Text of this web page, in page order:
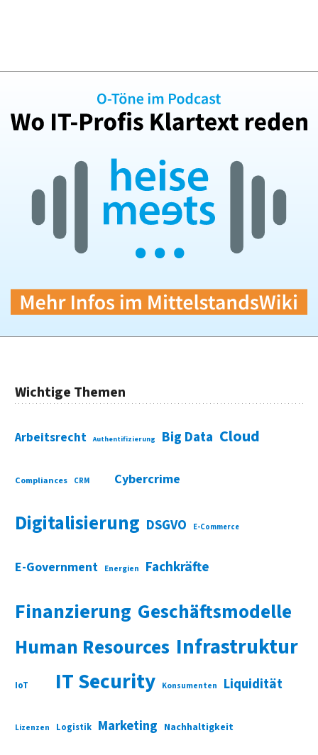
Wichtige Themen
Arbeitsrecht Authentifizierung Big Data Cloud
Compliances CRM Cybercrime
Digitalisierung DSGVO E-Commerce
E-Government Energien Fachkräfte
Finanzierung Geschäftsmodelle
Human Resources Infrastruktur
IoT IT Security Konsumenten Liquidität
Lizenzen Logistik Marketing Nachhaltigkeit